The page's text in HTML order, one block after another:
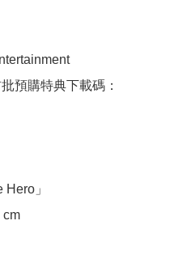
預購特典下載碼：
」
cm